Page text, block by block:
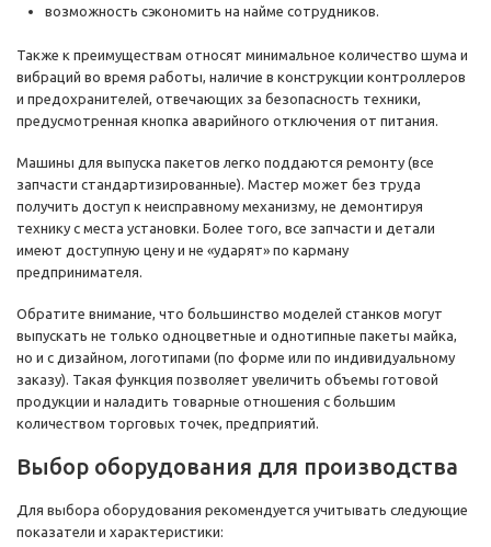
возможность сэкономить на найме сотрудников.
Также к преимуществам относят минимальное количество шума и
вибраций во время работы, наличие в конструкции контроллеров
и предохранителей, отвечающих за безопасность техники,
предусмотренная кнопка аварийного отключения от питания.
Машины для выпуска пакетов легко поддаются ремонту (все
запчасти стандартизированные). Мастер может без труда
получить доступ к неисправному механизму, не демонтируя
технику с места установки. Более того, все запчасти и детали
имеют доступную цену и не «ударят» по карману
предпринимателя.
Обратите внимание, что большинство моделей станков могут
выпускать не только одноцветные и однотипные пакеты майка,
но и с дизайном, логотипами (по форме или по индивидуальному
заказу). Такая функция позволяет увеличить объемы готовой
продукции и наладить товарные отношения с большим
количеством торговых точек, предприятий.
Выбор оборудования для производства
Для выбора оборудования рекомендуется учитывать следующие
показатели и характеристики: